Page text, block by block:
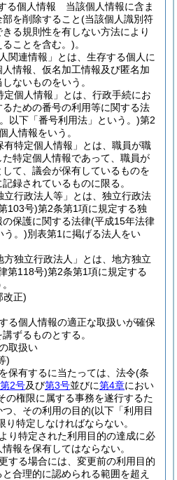
る個人情報 当該個人情報に含ま
を削除すること(当該個人識別符
る規則性を有しない方法により
ことを含む。)。
関連情報」とは、生存する個人に
情報、仮名加工情報及び匿名加
ないものをいう。
定個人情報」とは、行政手続にお
ための番号の利用等に関する法
以下「番号利用法」という。)第2
人情報をいう。
有特定個人情報」とは、職員が職
特定個人情報であって、職員が
て、議会が保有しているものを
録されているものに限る。
立行政法人等」とは、独立行政法
103号)第2条第1項に規定する独
保護に関する法律(平成15年法律
う。)別表第1に掲げる法人をい
方独立行政法人」とは、地方独立
第118号)第2条第1項に規定する
改正)
る個人情報の適正な取扱いが確保
ずるものとする。
取扱い
)
保有するに当たっては、法令(条
2号及び第3号並びに第4章におい
の権限に属する事務を遂行するた
、その利用の目的(以下「利用目
り特定しなければならない。
り特定された利用目的の達成に必
報を保有してはならない。
する場合には、変更前の利用目的
合理的に認められる範囲を超え